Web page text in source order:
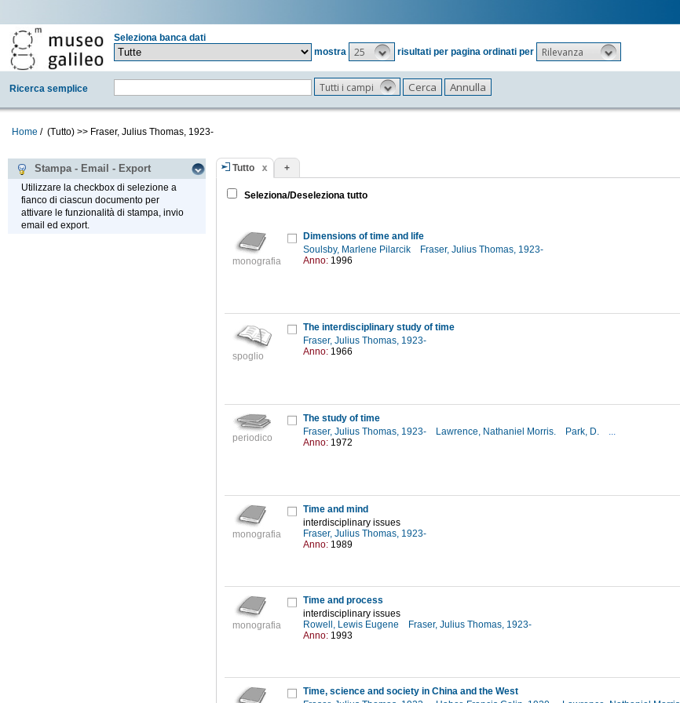
Seleziona banca dati
mostra
25 risultati per pagina ordinati per Rilevanza
Ricerca semplice Tutti i campi
Home / (Tutto) >> Fraser, Julius Thomas, 1923-
Stampa - Email - Export
Utilizzare la checkbox di selezione a
fianco di ciascun documento per
attivare le funzionalità di stampa, invio
email ed export.
Tutto +
Seleziona/Deseleziona tutto
monografia
Dimensions of time and life
Soulsby, Marlene Pilarcik
Fraser, Julius Thomas, 1923-
Anno: 1996
spoglio
The interdisciplinary study of time
Fraser, Julius Thomas, 1923-
Anno: 1966
periodico
The study of time
Fraser, Julius Thomas, 1923-
Lawrence, Nathaniel Morris. Park, D.
...
Anno: 1972
monografia
Time and mind
interdisciplinary issues
Fraser, Julius Thomas, 1923-
Anno: 1989
monografia
Time and process
interdisciplinary issues
Rowell, Lewis Eugene
Fraser, Julius Thomas, 1923-
Anno: 1993
Time, science and society in China and the West